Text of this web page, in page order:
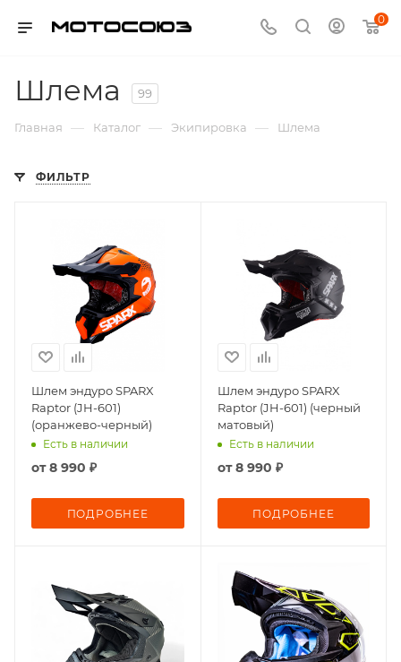
0
Шлема 99
Главная — Каталог — Экипировка — Шлема
ФИЛЬТР
Шлем эндуро SPARX
Raptor (JH-601)
(оранжево-черный)
Есть в наличии
от8 990 ₽
ПОДРОБНЕЕ
Шлем эндуро SPARX
Raptor (JH-601) (черный
матовый)
Есть в наличии
от8 990 ₽
ПОДРОБНЕЕ